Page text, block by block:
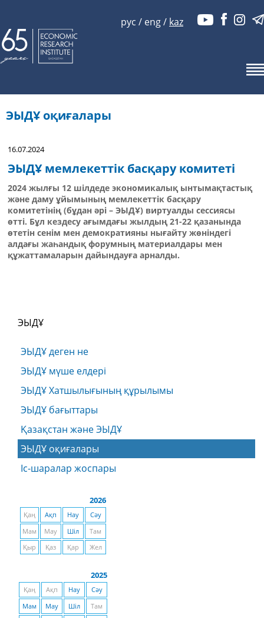
рус / eng/ kaz
ЭЫДҰ оқиғалары
16.07.2024
ЭЫДҰ мемлекеттік басқару комитеті
2024 жылғы 12 шілдеде экономикалық ынтымақтастық
және даму ұйымының мемлекеттік басқару
комитетінің (бұдан әрі – ЭЫДҰ) виртуалды сессиясы
өтті. Бұл кездесу ағымдағы жылдың 21-22 қазанында
өтетін сенім мен демократияны нығайту жөніндегі
алдағы жаһандық форумның материалдары мен
құжаттамаларын дайындауға арналды.
ЭЫДҰ
ЭЫДҰ деген не
ЭЫДҰ мүше елдері
ЭЫДҰ Хатшылығының құрылымы
ЭЫДҰ бағыттары
Қазақстан және ЭЫДҰ
ЭЫДҰ оқиғалары
Іс-шаралар жоспары
2026
Қаң Ақп Нау
Сәу
Мам
Мау Шіл
Там
Қыр
Қаз Қар Жел
2025
Қаң Ақп Нау
Сәу
Мам
Мау Шіл
Там